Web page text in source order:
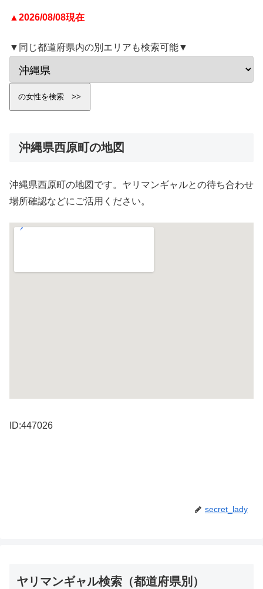
▲2026/08/08現在
▼同じ都道府県内の別エリアも検索可能▼
沖縄県西原町の地図
沖縄県西原町の地図です。ヤリマンギャルとの待ち合わせ
場所確認などにご活用ください。
ID:447026
secret_lady
ヤリマンギャル検索（都道府県別）